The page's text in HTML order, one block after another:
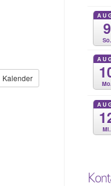
Kalender
9
So.
Mo.
Mi.